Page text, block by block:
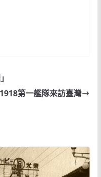
1918第一艦隊來訪臺灣